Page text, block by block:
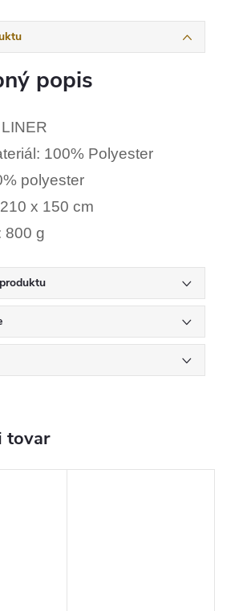
popis
100% Polyester
polyester
x 150 cm
800 g
tovar